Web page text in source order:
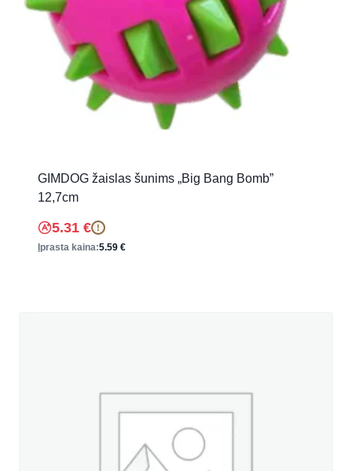
GIMDOG žaislas šunims „Big Bang Bomb”
12,7cm
5.31 € !
Įprasta kaina:5.59 €